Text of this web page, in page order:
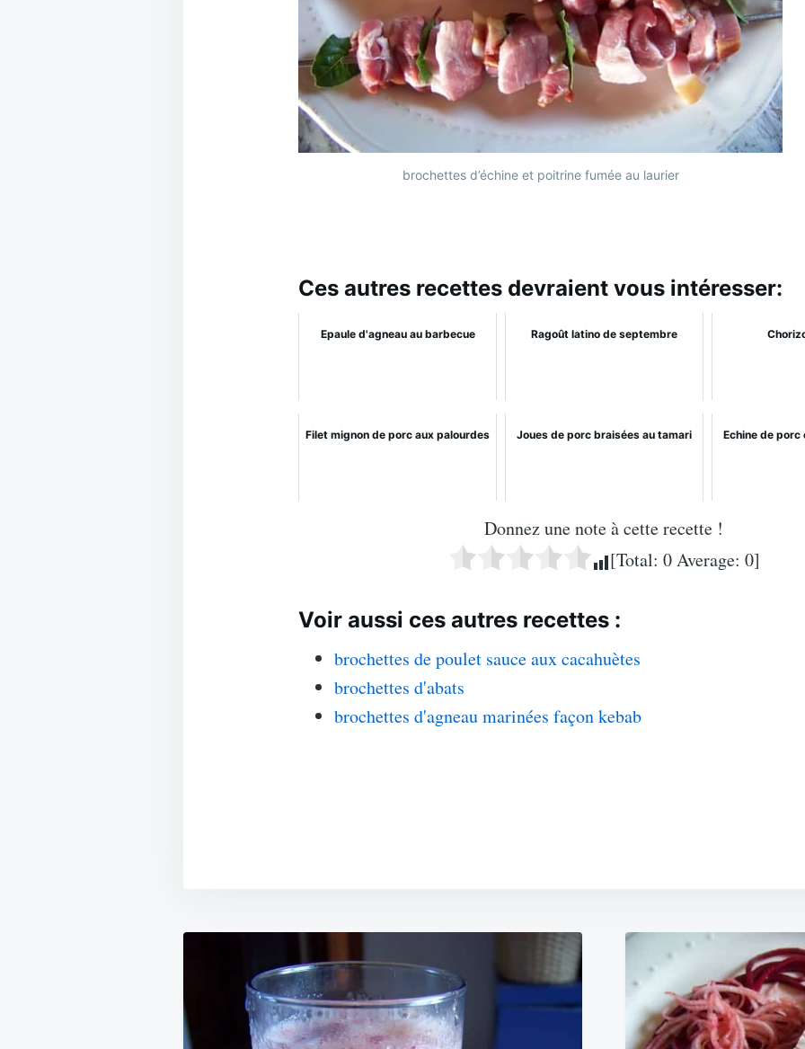
brochettes d’échine et poitrine fumée au laurier
Ces autres recettes devraient vous intéresser:
Epaule d'agneau au barbecue Ragoût latino de septembre
Filet mignon de porc aux palourdes Joues de porc braisées au tamari Echine de porc
Donnez une note à cette recette !
[Total: 0Average: 0]
Voir aussi ces autres recettes :
brochettes de poulet sauce aux cacahuètes
brochettes d'abats
brochettes d'agneau marinées façon kebab
Navigation
l’article